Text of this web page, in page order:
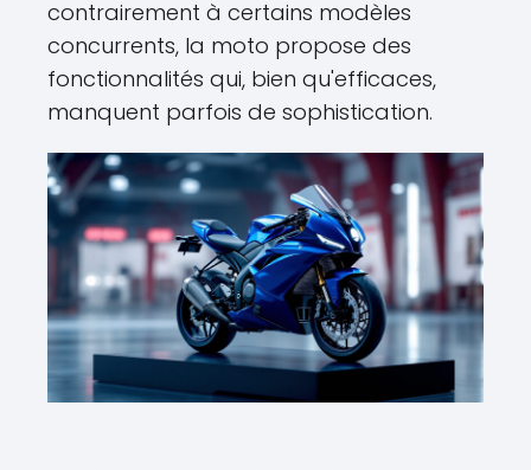
contrairement à certains modèles
concurrents, la moto propose des
fonctionnalités qui, bien qu'efficaces,
manquent parfois de sophistication.